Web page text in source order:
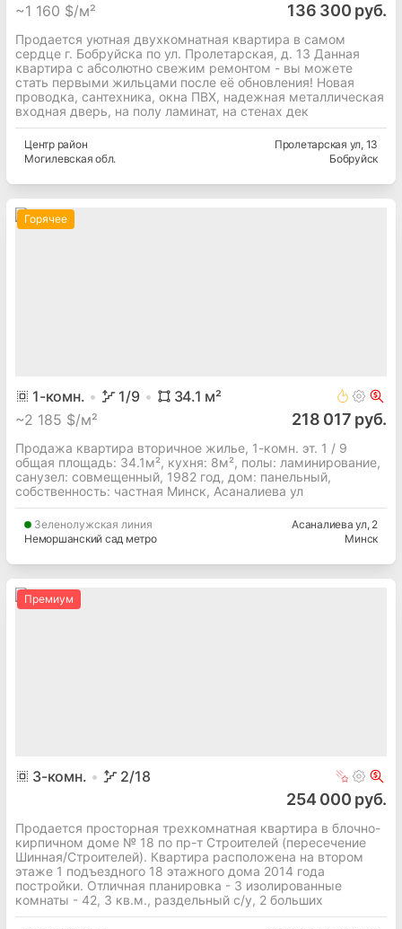
~1 160 $/м² 136 300 руб.
Продается уютная двухкомнатная квартира в самом
сердце г. Бобруйска по ул. Пролетарская, д. 13 Данная
квартира с абсолютно свежим ремонтом - вы можете
стать первыми жильцами после её обновления! Новая
проводка, сантехника, окна ПВХ, надежная металлическая
входная дверь, на полу ламинат, на стенах дек
Центррайон
Могилевская обл.
Пролетарская ул, 13
Бобруйск
Горячее
1-комн. 1/9 34.1 м²
~2 185 $/м² 218 017 руб.
Продажа квартира вторичное жилье, 1-комн. эт. 1 / 9
общая площадь: 34.1м², кухня: 8м², полы: ламинирование,
cанузел: совмещенный, 1982 год, дом: панельный,
собственность: частная Минск, Асаналиева ул
Зеленолужская линия
Неморшанский сад метро
Асаналиева ул, 2
Минск
Премиум
3-комн. 2/18
254 000 руб.
Продается просторная трехкомнатная квартира в блочно-
кирпичном доме № 18 по пр-т Строителей (пересечение
Шинная/Строителей). Квартира расположена на втором
этаже 1 подъездного 18 этажного дома 2014 года
постройки. Отличная планировка - 3 изолированные
комнаты - 42, 3 кв.м., раздельный с/у, 2 больших